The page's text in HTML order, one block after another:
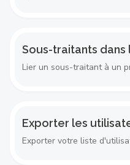
Sous-traitants dans
Lier un sous-traitant à un
Exporter les
Exporter votre liste